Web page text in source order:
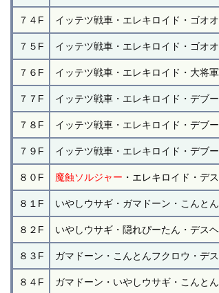
７４F イッテツ戦車・エレキロイド・ゴオ
７５F イッテツ戦車・エレキロイド・ゴオ
７６F イッテツ戦車・エレキロイド・大将
７７F イッテツ戦車・エレキロイド・デブ
７８F イッテツ戦車・エレキロイド・デブ
７９F イッテツ戦車・エレキロイド・デブ
８０F 魔蝕ソルジャー ・エレキロイド・デ
８１F いやしウサギ・ガマドーン・こんと
８２F いやしウサギ・隠れぴーたん・デス
８３F ガマドーン・こんとんフクロウ・デ
８４F ガマドーン・いやしウサギ・こんと